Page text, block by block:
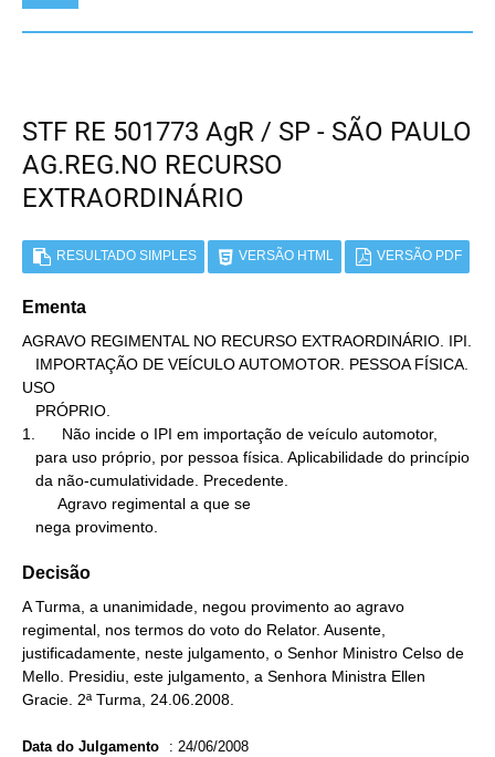
STF RE 501773 AgR / SP - SÃO PAULO
AG.REG.NO RECURSO
EXTRAORDINÁRIO
RESULTADO SIMPLES VERSÃO HTML VERSÃO PDF
Ementa
AGRAVO REGIMENTAL NO RECURSO EXTRAORDINÁRIO. IPI.
USO
1.      Não incide o IPI em importação de veículo automotor,
   nega provimento.
Decisão
A Turma, a unanimidade, negou provimento ao agravo
regimental, nos termos do voto do Relator. Ausente,
justificadamente, neste julgamento, o Senhor Ministro Celso de
Mello. Presidiu, este julgamento, a Senhora Ministra Ellen
Gracie. 2ª Turma, 24.06.2008.
Data do Julgamento : 24/06/2008